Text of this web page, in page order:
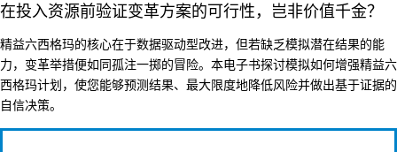
在投入资源前验证变革方案的可行性，岂非价值千金？
精益六西格玛的核心在于数据驱动型改进，但若缺乏模拟潜在结果的能
力，变革举措便如同孤注一掷的冒险。本电子书探讨模拟如何增强精益六
西格玛计划，使您能够预测结果、最大限度地降低风险并做出基于证据的
自信决策。